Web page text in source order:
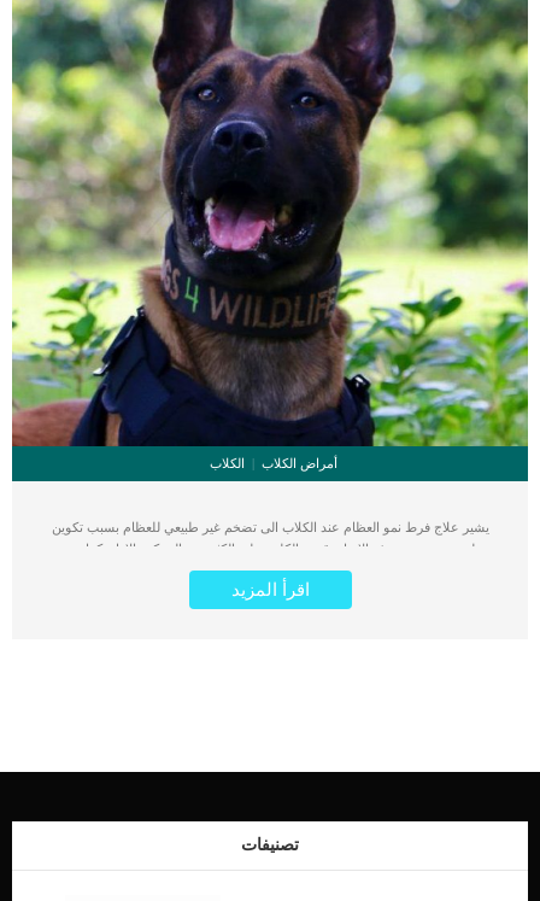
أمراض الكلاب الكلاب
يشير علاج فرط نمو العظام عند الكلاب الى تضخم غير طبيعي للعظام بسبب تكوين
عظم جديد وتفقد هذه الاصابة قدرة الكلب على الكثير من الحركة والاداء. كما يحدث
فرط نمو العظام بشكل شائع في البشر والكلاب وقد تم الإبلاغ عنه في الكلاب والخيول
والبقر والأغنام ما يميز هذه الحالة المرضية هو الانتفاخ والتورم, ولكنه يؤثر بشكل أساسي
على الأطراف الأربعة. كما انه غالبًا ما يتم الخلط بينها وبين التهاب المفاصل المبكر. اقرأ
اقرأ المزيد
تصنيفات